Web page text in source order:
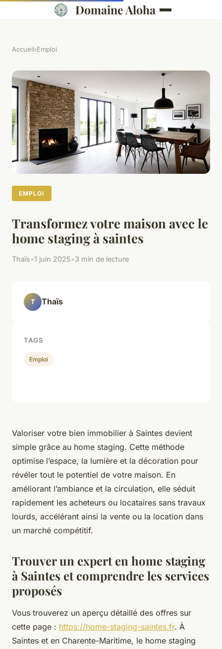
Domaine Aloha
Accueil›Emploi
EMPLOI
Transformez votre maison avec le
home staging à saintes
Thaïs•1 juin 2025•3 min de lecture
Valoriser votre bien immobilier à Saintes devient
simple grâce au home staging. Cette méthode
optimise l’espace, la lumière et la décoration pour
révéler tout le potentiel de votre maison. En
améliorant l’ambiance et la circulation, elle séduit
rapidement les acheteurs ou locataires sans travaux
lourds, accélérant ainsi la vente ou la location dans
un marché compétitif.
Trouver un expert en home staging
à Saintes et comprendre les services
proposés
Vous trouverez un aperçu détaillé des offres sur
cette page : https://home-staging-saintes.fr. À
Saintes et en Charente-Maritime, le home staging
T Thaïs
TAGS
Emploi